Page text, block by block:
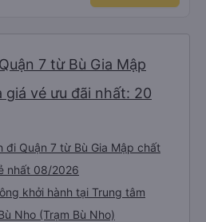
7 từ Bù Gia Mập
vé ưu đãi nhất: 20
đi Quận 7 từ Bù Gia Mập chất
nhất 08/2026
khởi hành tại Trung tâm
Nho (Trạm Bù Nho)